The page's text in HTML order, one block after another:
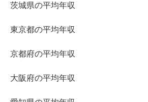
茨城県の平均年収
東京都の平均年収
京都府の平均年収
大阪府の平均年収